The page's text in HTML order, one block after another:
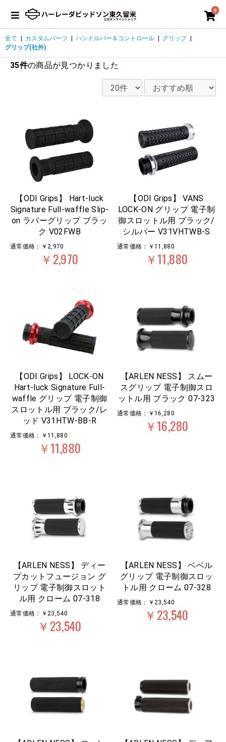
0
全て カスタムパーツ ハンドルバー＆コントロール グリップ
グリップ(社外)
35件の商品が見つかりました
【ODI Grips】 Hart-luck
Signature Full-waffle Slip-
on ラバーグリップ ブラッ
ク V02FWB
通常価格：￥2,970
￥2,970
【ODI Grips】 VANS
LOCK-ON グリップ 電子制
御スロットル用 ブラック/
シルバー V31VHTWB-S
通常価格：￥11,880
￥11,880
【ODI Grips】 LOCK-ON
Hart-luck Signature Full-
waffle グリップ 電子制御
スロットル用 ブラック/レ
ッド V31HTW-BB-R
通常価格：￥11,880
￥11,880
【ARLEN NESS】 スムー
スグリップ 電子制御スロ
ットル用 ブラック 07-323
通常価格：￥16,280
￥16,280
【ARLEN NESS】 ディー
プカットフュージョン グ
リップ 電子制御スロット
ル用 クローム 07-318
通常価格：￥23,540
￥23,540
【ARLEN NESS】 ベベル
グリップ 電子制御スロッ
トル用 クローム 07-328
通常価格：￥23,540
￥23,540